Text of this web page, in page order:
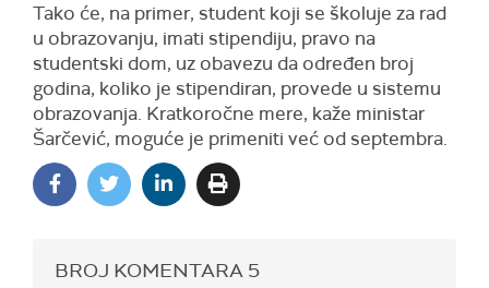
Tako će, na primer, student koji se školuje za rad
u obrazovanju, imati stipendiju, pravo na
studentski dom, uz obavezu da određen broj
godina, koliko je stipendiran, provede u sistemu
obrazovanja. Kratkoročne mere, kaže ministar
Šarčević, moguće je primeniti već od septembra.
BROJ KOMENTARA 5